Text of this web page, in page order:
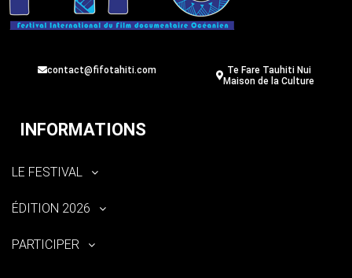
contact@fifotahiti.com
Te Fare Tauhiti Nui
Maison de la Culture
INFORMATIONS
LE FESTIVAL
ÉDITION 2026
PARTICIPER